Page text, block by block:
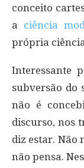
conceito
a ciência
própria
Interessante
subversão do
não é
discurso, nos
diz estar. Não
não pensa.